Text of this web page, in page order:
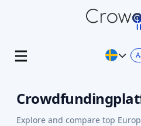
Explore and compare top